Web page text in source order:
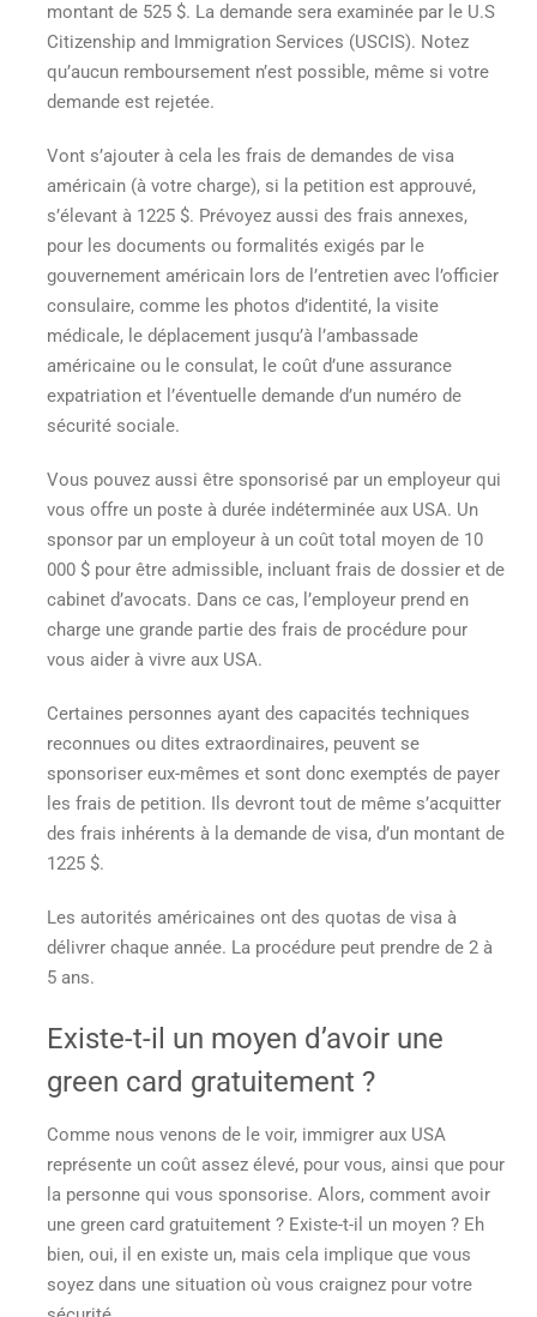
montant de 525 $. La demande sera examinée par le U.S
Citizenship and Immigration Services (USCIS). Notez
qu’aucun remboursement n’est possible, même si votre
demande est rejetée.
Vont s’ajouter à cela les frais de demandes de visa
américain (à votre charge), si la petition est approuvé,
s’élevant à 1225 $. Prévoyez aussi des frais annexes,
pour les documents ou formalités exigés par le
gouvernement américain lors de l’entretien avec l’officier
consulaire, comme les photos d’identité, la visite
médicale, le déplacement jusqu’à l’ambassade
américaine ou le consulat, le coût d’une assurance
expatriation et l’éventuelle demande d’un numéro de
sécurité sociale.
Vous pouvez aussi être sponsorisé par un employeur qui
vous offre un poste à durée indéterminée aux USA. Un
sponsor par un employeur à un coût total moyen de 10
000 $ pour être admissible, incluant frais de dossier et de
cabinet d’avocats. Dans ce cas, l’employeur prend en
charge une grande partie des frais de procédure pour
vous aider à vivre aux USA.
Certaines personnes ayant des capacités techniques
reconnues ou dites extraordinaires, peuvent se
sponsoriser eux-mêmes et sont donc exemptés de payer
les frais de petition. Ils devront tout de même s’acquitter
des frais inhérents à la demande de visa, d’un montant de
1225 $.
Les autorités américaines ont des quotas de visa à
délivrer chaque année. La procédure peut prendre de 2 à
5 ans.
Existe-t-il un moyen d’avoir une
green card gratuitement ?
Comme nous venons de le voir, immigrer aux USA
représente un coût assez élevé, pour vous, ainsi que pour
la personne qui vous sponsorise. Alors, comment avoir
une green card gratuitement ? Existe-t-il un moyen ? Eh
bien, oui, il en existe un, mais cela implique que vous
soyez dans une situation où vous craignez pour votre